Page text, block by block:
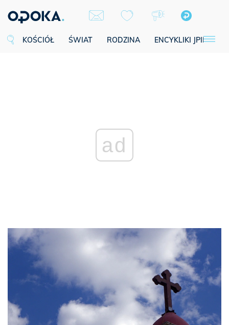
KOŚCIÓŁ ŚWIAT RODZINA ENCYKLIKI JPII
ad